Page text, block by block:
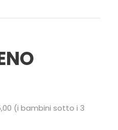
(i bambini sotto i 3